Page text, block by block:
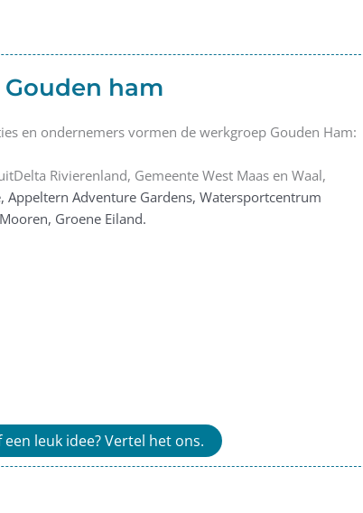
ham
en ondernemers vormen de werkgroep Gouden Ham:
Rivierenland, Gemeente West Maas en Waal,
Appeltern Adventure Gardens, Watersportcentrum
Groene Eiland.
leuk idee? Vertel het ons.